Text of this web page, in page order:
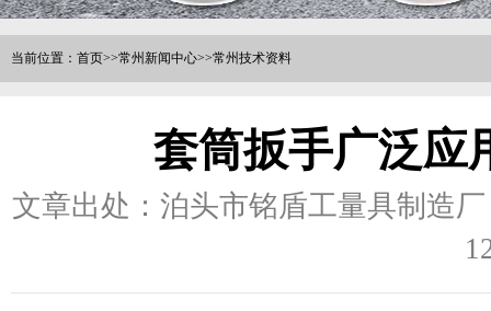
当前位置： 首页>>常州新闻中心>>常州技术资料
套筒扳手广泛应
文章出处：泊头市铭盾工量具制造